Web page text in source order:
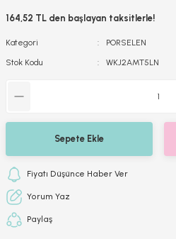
164,52 TL den başlayan taksitlerle!
Kategori
PORSELEN
Stok Kodu
WKJ2AMT5LN
Sepete Ekle
Fiyatı Düşünce Haber Ver
Yorum Yaz
Paylaş